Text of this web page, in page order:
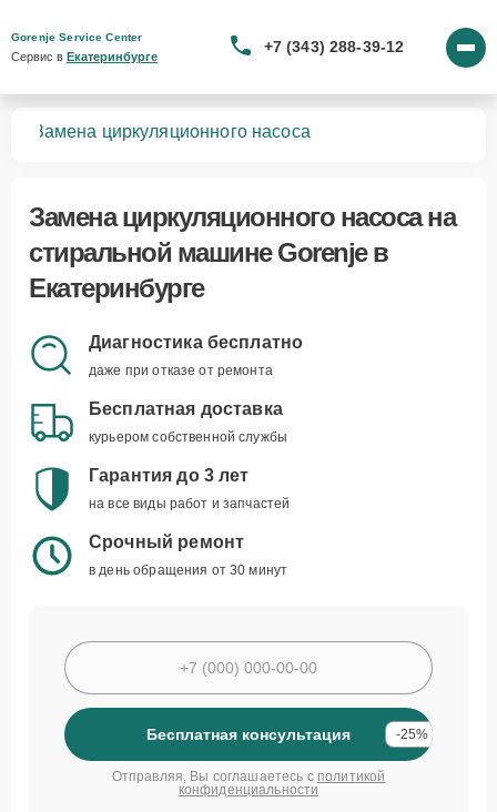
Gorenje Service Center
Сервис в Екатеринбурге
+7 (343) 288-39-12
Замена циркуляционного насоса
Замена циркуляционного насосана
стиральной машине Gorenje в
Екатеринбурге
Диагностика бесплатно
даже при отказе от ремонта
Бесплатная доставка
курьером собственной службы
Гарантия до 3 лет
на все виды работ и запчастей
Срочный ремонт
в день обращения от 30 минут
Бесплатная консультация -25%
Отправляя, Вы соглашаетесь с политикой
конфиденциальности